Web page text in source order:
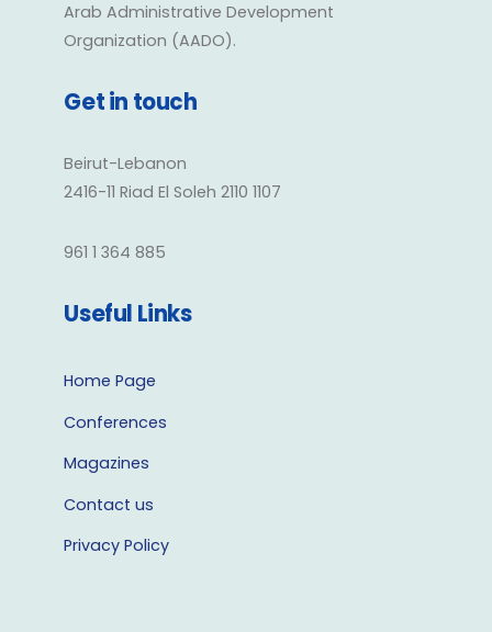
Arab Administrative Development
Organization (AADO).
Get in touch
Beirut-Lebanon
2416-11 Riad El Soleh 2110 1107
961 1 364 885
Useful Links
Home Page
Conferences
Magazines
Contact us
Privacy Policy